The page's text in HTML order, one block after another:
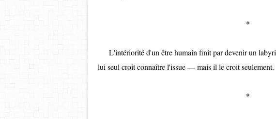
*
L'intériorité d'un être humain finit par devenir un
lui seul croit connaître l'issue — mais il le croit seulement.
*